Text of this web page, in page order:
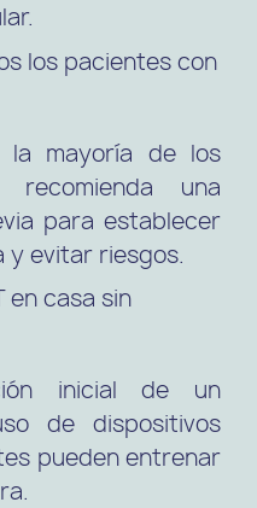
los pacientes con
la mayoría de los
una
para establecer
y evitar riesgos.
en casa sin
inicial de un
de dispositivos
pueden entrenar